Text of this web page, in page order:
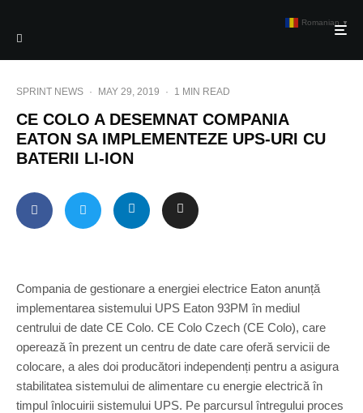
SPRINT NEWS · MAY 29, 2019 · 1 MIN READ
CE COLO A DESEMNAT COMPANIA
EATON SA IMPLEMENTEZE UPS-URI CU
BATERII LI-ION
Compania de gestionare a energiei electrice Eaton anunță
implementarea sistemului UPS Eaton 93PM în mediul
centrului de date CE Colo. CE Colo Czech (CE Colo), care
operează în prezent un centru de date care oferă servicii de
colocare, a ales doi producători independenți pentru a asigura
stabilitatea sistemului de alimentare cu energie electrică în
timpul înlocuirii sistemului UPS. Pe parcursul întregului proces
Romanian ▼